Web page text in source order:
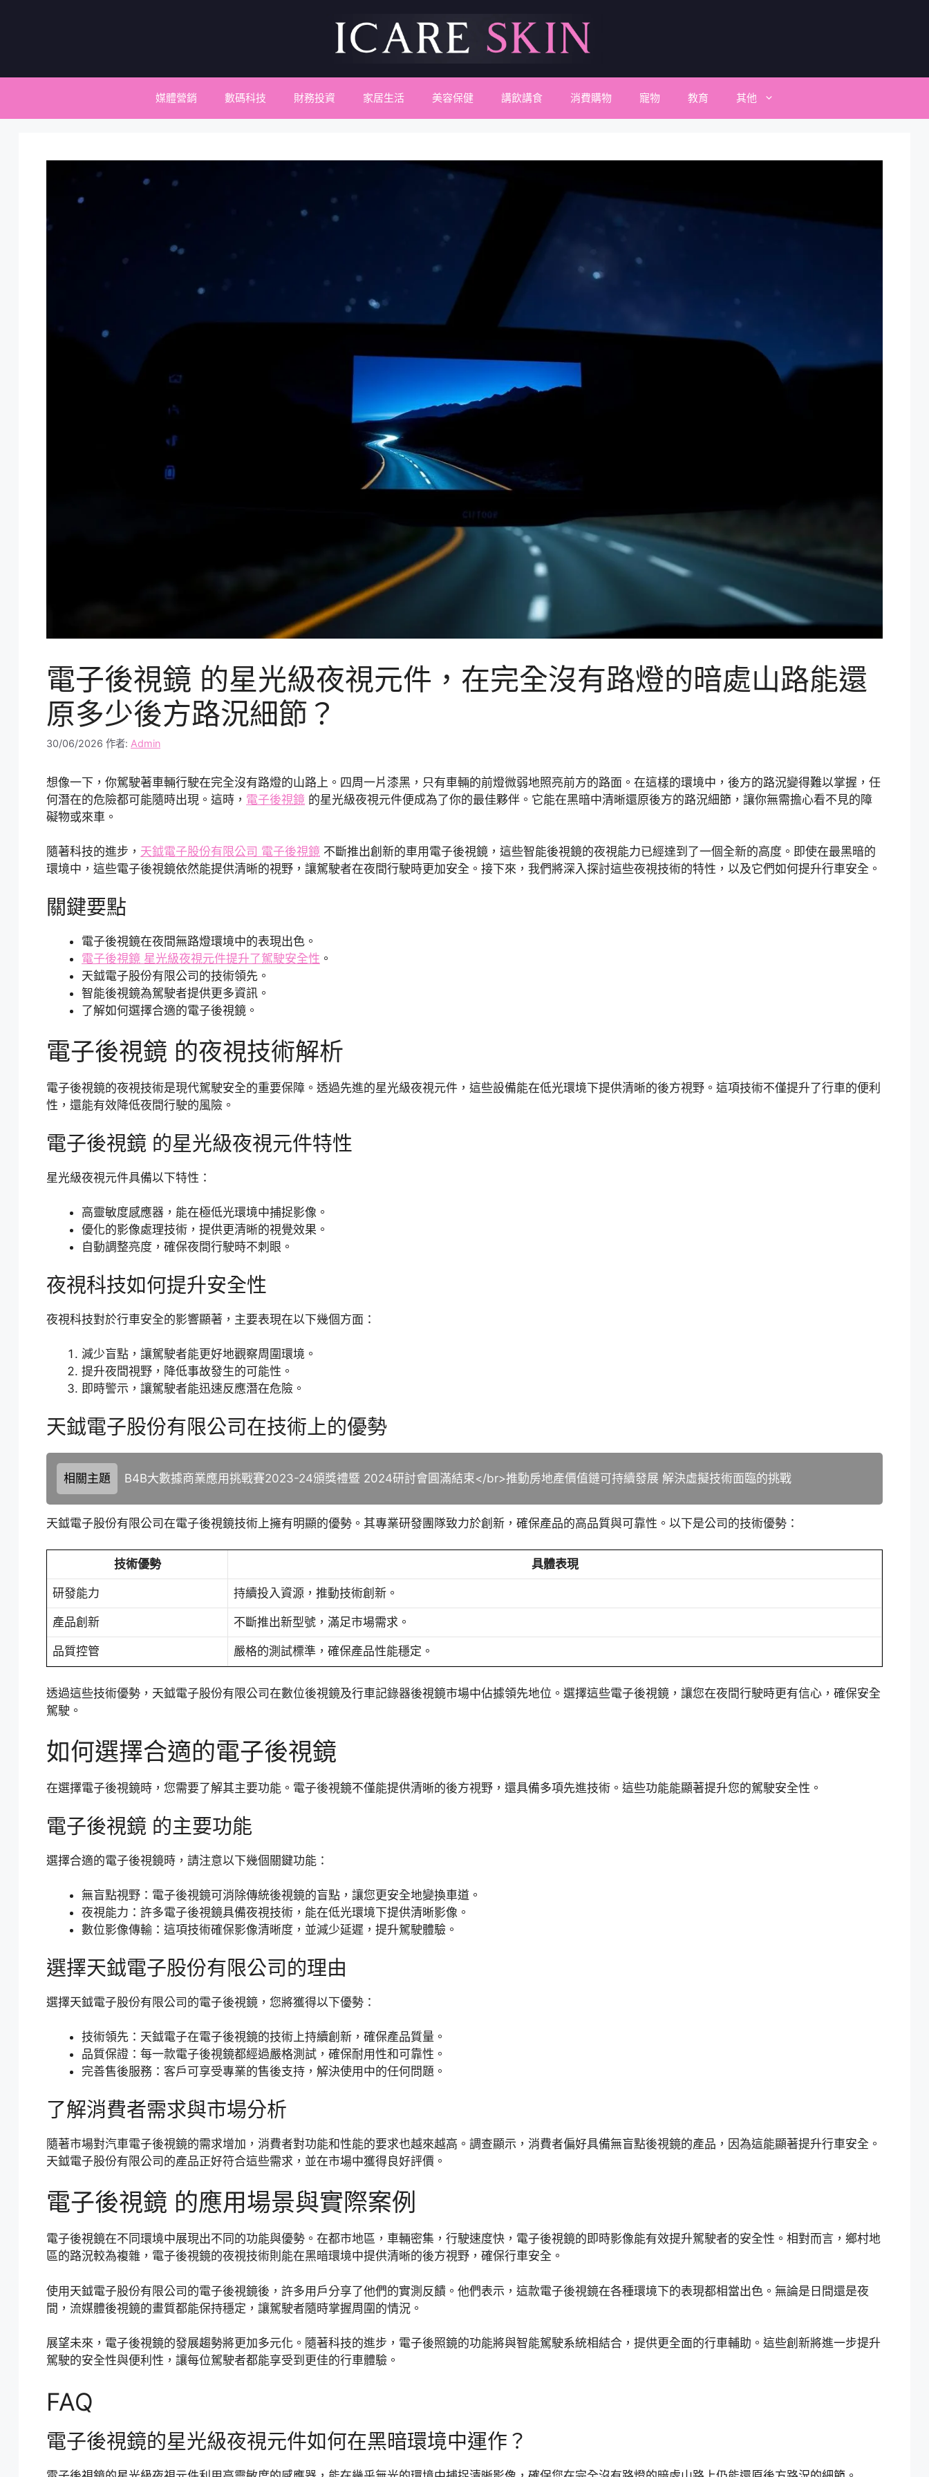
內
媒體營銷 數碼科技 財務投資 家居生活 美容保健 講飲講食 消費購物 寵物 教育 其他
電子後視鏡 的星光級夜視元件，在完全沒有路燈的暗處山路能還
原多少後方路況細節？
30/06/2026 作者: Admin
想像一下，你駕駛著車輛行駛在完全沒有路燈的山路上。四周一片漆黑，只有車輛的前燈微弱地照亮前方的路面。在這樣的環境中，後方的路況變得難以掌握，任
何潛在的危險都可能隨時出現。這時， 電子後視鏡 的星光級夜視元件便成為了你的最佳夥伴。它能在黑暗中清晰還原後方的路況細節，讓你無需擔心看不見的障
礙物或來車。
隨著科技的進步， 天鉞電子股份有限公司 電子後視鏡 不斷推出創新的車用電子後視鏡，這些智能後視鏡的夜視能力已經達到了一個全新的高度。即使在最黑暗的
環境中，這些電子後視鏡依然能提供清晰的視野，讓駕駛者在夜間行駛時更加安全。接下來，我們將深入探討這些夜視技術的特性，以及它們如何提升行車安全。
關鍵要點
電子後視鏡在夜間無路燈環境中的表現出色。
電子後視鏡 星光級夜視元件提升了駕駛安全性 。
天鉞電子股份有限公司的技術領先。
智能後視鏡為駕駛者提供更多資訊。
了解如何選擇合適的電子後視鏡。
電子後視鏡 的夜視技術解析
電子後視鏡的夜視技術是現代駕駛安全的重要保障。透過先進的星光級夜視元件，這些設備能在低光環境下提供清晰的後方視野。這項技術不僅提升了行車的便利
性，還能有效降低夜間行駛的風險。
電子後視鏡 的星光級夜視元件特性
星光級夜視元件具備以下特性：
高靈敏度感應器，能在極低光環境中捕捉影像。
優化的影像處理技術，提供更清晰的視覺效果。
自動調整亮度，確保夜間行駛時不刺眼。
夜視科技如何提升安全性
夜視科技對於行車安全的影響顯著，主要表現在以下幾個方面：
減少盲點，讓駕駛者能更好地觀察周圍環境。
提升夜間視野，降低事故發生的可能性。
即時警示，讓駕駛者能迅速反應潛在危險。
天鉞電子股份有限公司在技術上的優勢
相關主題 B4B大數據商業應用挑戰賽2023-24頒獎禮暨 2024研討會圓滿結束</br>推動房地產價值鏈可持續發展 解決虛擬技術面臨的挑戰
天鉞電子股份有限公司在電子後視鏡技術上擁有明顯的優勢。其專業研發團隊致力於創新，確保產品的高品質與可靠性。以下是公司的技術優勢：
技術優勢 具體表現
研發能力 持續投入資源，推動技術創新。
產品創新 不斷推出新型號，滿足市場需求。
品質控管 嚴格的測試標準，確保產品性能穩定。
透過這些技術優勢，天鉞電子股份有限公司在數位後視鏡及行車記錄器後視鏡市場中佔據領先地位。選擇這些電子後視鏡，讓您在夜間行駛時更有信心，確保安全
駕駛。
如何選擇合適的電子後視鏡
在選擇電子後視鏡時，您需要了解其主要功能。電子後視鏡不僅能提供清晰的後方視野，還具備多項先進技術。這些功能能顯著提升您的駕駛安全性。
電子後視鏡 的主要功能
選擇合適的電子後視鏡時，請注意以下幾個關鍵功能：
無盲點視野：電子後視鏡可消除傳統後視鏡的盲點，讓您更安全地變換車道。
夜視能力：許多電子後視鏡具備夜視技術，能在低光環境下提供清晰影像。
數位影像傳輸：這項技術確保影像清晰度，並減少延遲，提升駕駛體驗。
選擇天鉞電子股份有限公司的理由
選擇天鉞電子股份有限公司的電子後視鏡，您將獲得以下優勢：
技術領先：天鉞電子在電子後視鏡的技術上持續創新，確保產品質量。
品質保證：每一款電子後視鏡都經過嚴格測試，確保耐用性和可靠性。
完善售後服務：客戶可享受專業的售後支持，解決使用中的任何問題。
了解消費者需求與市場分析
隨著市場對汽車電子後視鏡的需求增加，消費者對功能和性能的要求也越來越高。調查顯示，消費者偏好具備無盲點後視鏡的產品，因為這能顯著提升行車安全。
天鉞電子股份有限公司的產品正好符合這些需求，並在市場中獲得良好評價。
電子後視鏡 的應用場景與實際案例
電子後視鏡在不同環境中展現出不同的功能與優勢。在都市地區，車輛密集，行駛速度快，電子後視鏡的即時影像能有效提升駕駛者的安全性。相對而言，鄉村地
區的路況較為複雜，電子後視鏡的夜視技術則能在黑暗環境中提供清晰的後方視野，確保行車安全。
使用天鉞電子股份有限公司的電子後視鏡後，許多用戶分享了他們的實測反饋。他們表示，這款電子後視鏡在各種環境下的表現都相當出色。無論是日間還是夜
間，流媒體後視鏡的畫質都能保持穩定，讓駕駛者隨時掌握周圍的情況。
展望未來，電子後視鏡的發展趨勢將更加多元化。隨著科技的進步，電子後照鏡的功能將與智能駕駛系統相結合，提供更全面的行車輔助。這些創新將進一步提升
駕駛的安全性與便利性，讓每位駕駛者都能享受到更佳的行車體驗。
FAQ
電子後視鏡的星光級夜視元件如何在黑暗環境中運作？